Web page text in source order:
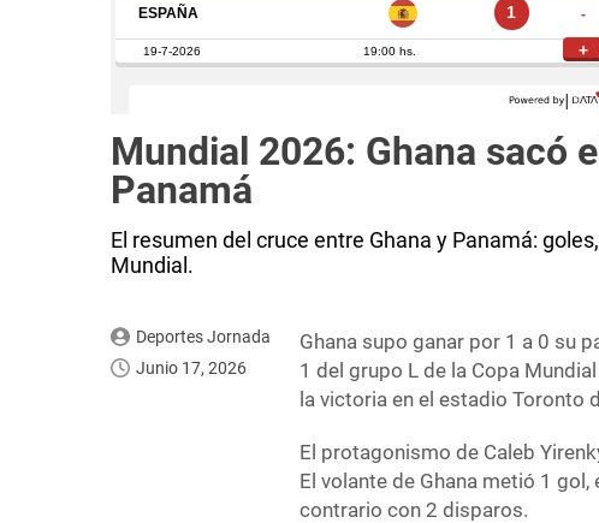
Mundial 2026: Ghana sacó
Panamá
El resumen del cruce entre Ghana y Panamá:
Mundial.
Deportes Jornada
Junio 17, 2026
Ghana supo ganar por 1 a 0 su
1 del grupo L de la Copa
la victoria en el estadio Toronto
El protagonismo de Caleb
El volante de Ghana metió 1
contrario con 2 disparos.